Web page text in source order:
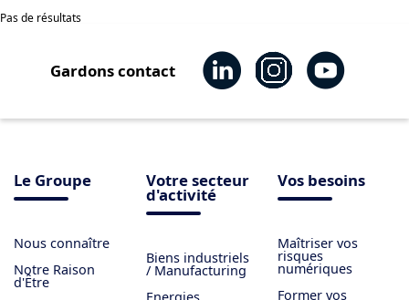
Pas de résultats
Gardons contact
Le Groupe
Nous connaître
Notre Raison
d'Être
Votre secteur
d'activité
Biens industriels
/ Manufacturing
Vos besoins
Maîtriser vos
risques
numériques
Former vos